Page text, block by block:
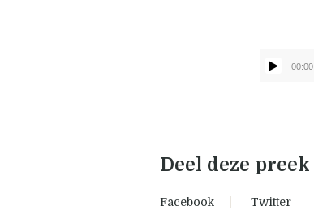
00:00
Deel deze preek
Facebook Twitter